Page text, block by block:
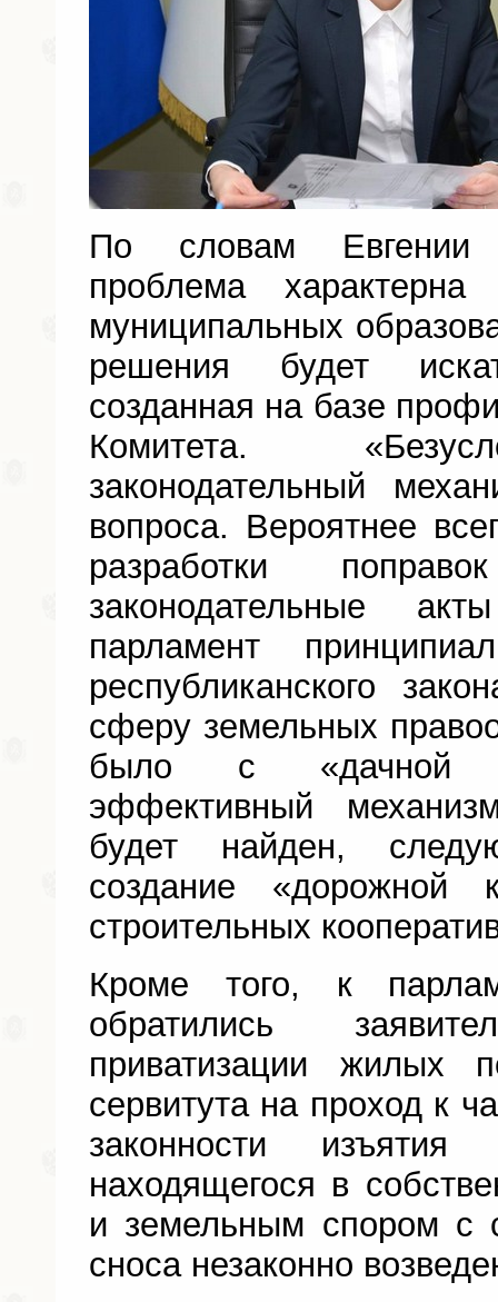
По словам Евгении
проблема
муниципальных
решения будет
созданная на базе
Комитета.
законодательный
вопроса. Вероятнее
разработки
законодательные
парламент
республиканского
сферу земельных
было с «дачной
эффективный
будет найден,
создание «дорожной
строительных
Кроме того, к
обратились
приватизации жилых
сервитута на проход к
законности изъятия
находящегося в
и земельным спором с
сноса незаконно